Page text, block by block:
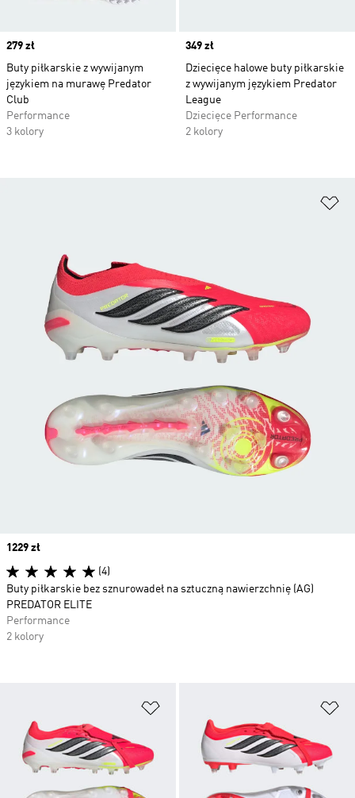
Price
279 zł
Buty piłkarskie z wywijanym
językiem na murawę Predator
Club
Performance
3 kolory
Price
349 zł
Dziecięce halowe buty piłkarskie
z wywijanym językiem Predator
League
Dziecięce Performance
2 kolory
Price
1229 zł
(4)
Buty piłkarskie bez sznurowadeł na sztuczną nawierzchnię (AG)
PREDATOR ELITE
Performance
2 kolory